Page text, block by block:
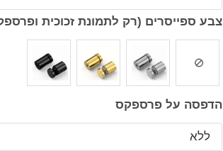
צבע ספייסרים (רק לתמונת זכוכית
הדפסה על פרספקס